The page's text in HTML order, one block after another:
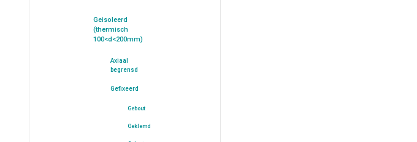
Geisoleerd
(thermisch
100<d<200mm)
Axiaal
begrensd
Gefixeerd
Gebout
Geklemd